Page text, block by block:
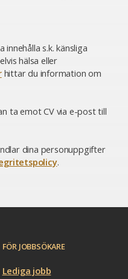
s.k. känsliga
hälsa eller
hittar du information om
ta emot CV via e-post till
dina personuppgifter
.
FÖR JOBBSÖKARE
Lediga jobb